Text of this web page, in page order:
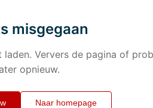
misgegaan
Ververs de pagina of
opnieuw.
Naar homepage